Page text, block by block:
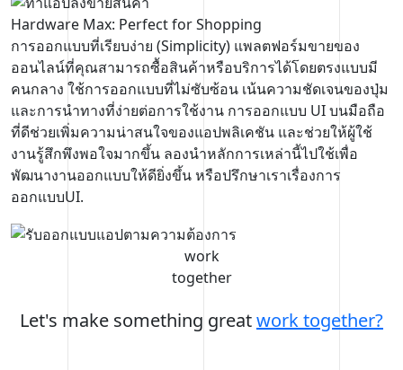
Hardware Max: Perfect for Shopping
การออกแบบที่เรียบง่าย (Simplicity) แพลตฟอร์มขายของ
ออนไลน์ที่คุณสามารถซื้อสินค้าหรือบริการได้โดยตรงแบบมี
คนกลาง ใช้การออกแบบที่ไม่ซับซ้อน เน้นความชัดเจนของปุ่ม
และการนำทางที่ง่ายต่อการใช้งาน การออกแบบ UI บนมือถือ
ที่ดีช่วยเพิ่มความน่าสนใจของแอปพลิเคชัน และช่วยให้ผู้ใช้
งานรู้สึกพึงพอใจมากขึ้น ลองนำหลักการเหล่านี้ไปใช้เพื่อ
พัฒนางานออกแบบให้ดียิ่งขึ้น หรือปรึกษาเราเรื่องการ
ออกแบบUI.
work
together
Let's make something greatwork together?